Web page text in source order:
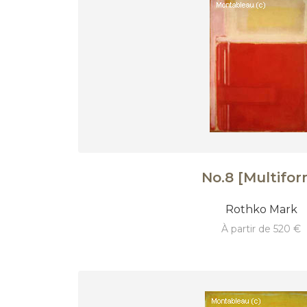
No.8
Rothko Mark
à partir de 520 €